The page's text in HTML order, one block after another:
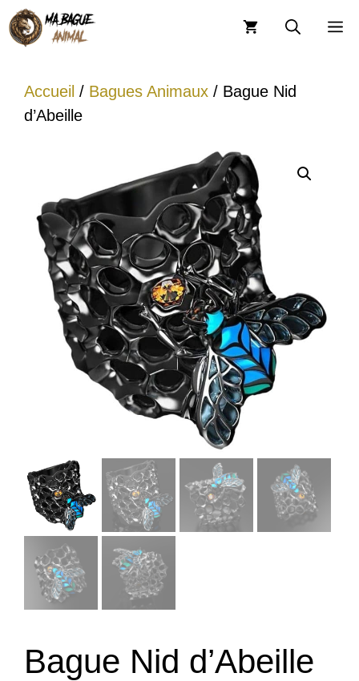
Aller
au
Accueil / Bagues Animaux / Bague Nid
d’Abeille
Bague Nid d’Abeille